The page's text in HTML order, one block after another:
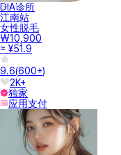
DIA诊所
江南站
女性脱毛
₩10,900
≈ ¥51.9
9.6(600+)
2K+
独家
应用支付